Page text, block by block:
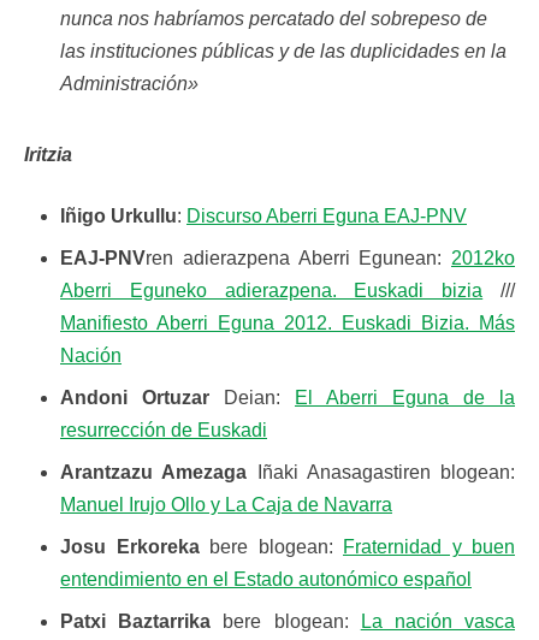
nunca nos habríamos percatado del sobrepeso de
las instituciones públicas y de las duplicidades en la
Administración»
Iritzia
Iñigo Urkullu: Discurso Aberri Eguna EAJ-PNV
EAJ-PNVren adierazpena Aberri Egunean: 2012ko
Aberri Eguneko adierazpena. Euskadi bizia ///
Manifiesto Aberri Eguna 2012. Euskadi Bizia. Más
Nación
Andoni Ortuzar Deian:
El Aberri Eguna de la
resurrección de Euskadi
Arantzazu Amezaga Iñaki Anasagastiren blogean:
Manuel Irujo Ollo y La Caja de Navarra
Josu Erkorekabere blogean:
Fraternidad y buen
entendimiento en el Estado autonómico español
Patxi Baztarrika bere blogean:
La nación vasca